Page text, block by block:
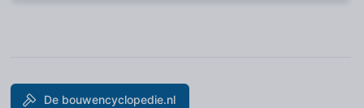
De bouwencyclopedie.nl